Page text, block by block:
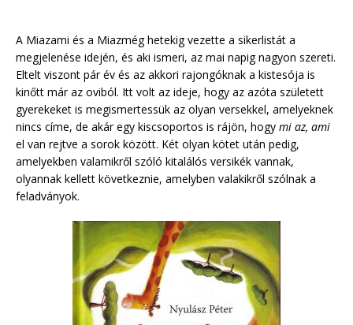
A Miazami és a Miazmég hetekig vezette a sikerlistát a
megjelenése idején, és aki ismeri, az mai napig nagyon szereti.
Eltelt viszont pár év és az akkori rajongóknak a kistesója is
kinőtt már az oviból. Itt volt az ideje, hogy az azóta született
gyerekeket is megismertessük az olyan versekkel, amelyeknek
nincs címe, de akár egy kiscsoportos is rájön, hogy mi az, ami
el van rejtve a sorok között. Két olyan kötet után pedig,
amelyekben valamikről szóló kitalálós versikék vannak,
olyannak kellett következnie, amelyben valakikről szólnak a
feladványok.